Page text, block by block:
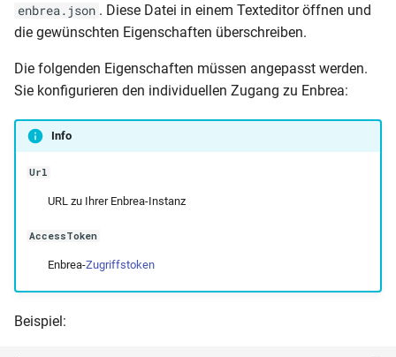
enbrea.json . Diese Datei in einem Texteditor öffnen und
die gewünschten Eigenschaften überschreiben.
Die folgenden Eigenschaften müssen angepasst werden.
Sie konfigurieren den individuellen Zugang zu Enbrea:
Info
Url
URL zu Ihrer Enbrea-Instanz
AccessToken
Enbrea-Zugriffstoken
Beispiel: